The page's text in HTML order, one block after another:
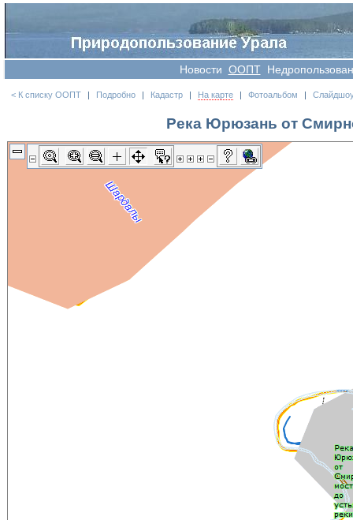
Новости OOПT
< К списку ООПТ | Подробно | Кадастр | На карте | Фотоальбом |
Река Юрюзань от